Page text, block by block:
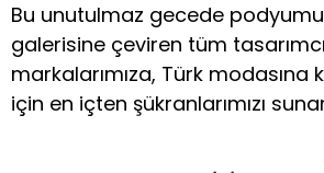
Bu unutulmaz gecede
galerisine çeviren tüm
markalarımıza, Türk modasına
için en içten şükranlarımızı